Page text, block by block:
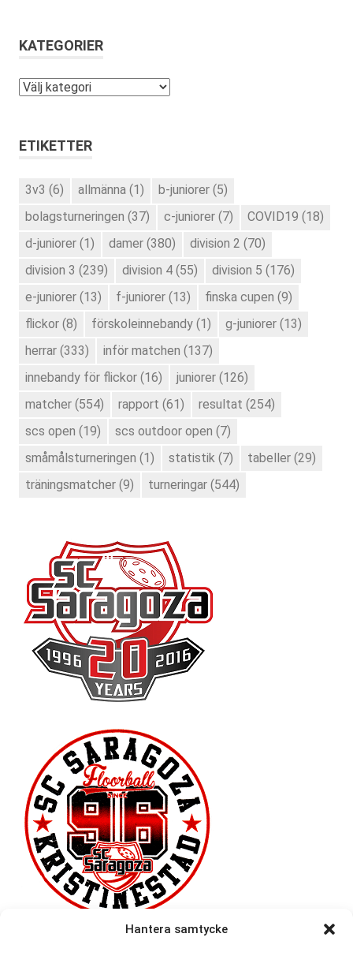
Hantera samtycke
KATEGORIER
Kategorier
ETIKETTER
3v3 (6) allmänna (1) b-juniorer (5)
bolagsturneringen (37) c-juniorer (7) COVID19 (18)
d-juniorer (1) damer (380) division 2 (70)
division 3 (239) division 4 (55) division 5 (176)
e-juniorer (13) f-juniorer (13) finska cupen (9)
flickor (8) förskoleinnebandy (1) g-juniorer (13)
herrar (333) inför matchen (137)
innebandy för flickor (16) juniorer (126)
matcher (554) rapport (61) resultat (254)
scs open (19) scs outdoor open (7)
småmålsturneringen (1) statistik (7) tabeller (29)
träningsmatcher (9) turneringar (544)